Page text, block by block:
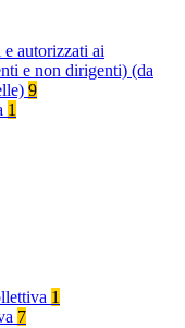
autorizzati ai
e non dirigenti) (da
9
1
1
7